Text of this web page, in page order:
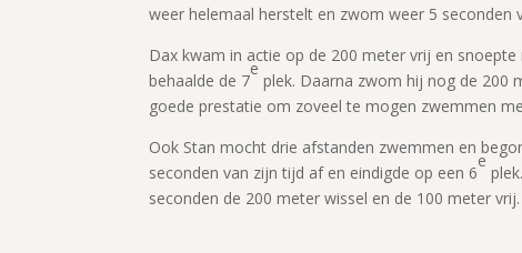
weer helemaal herstelt en zwom weer 5 seconden
Dax kwam in actie op de 200 meter vrij en
behaalde de 7
e
plek. Daarna zwom hij nog de 200
goede prestatie om zoveel te mogen zwemmen
Ook Stan mocht drie afstanden zwemmen en
seconden van zijn tijd af en eindigde op een 6
e
seconden de 200 meter wissel en de 100 meter vrij.